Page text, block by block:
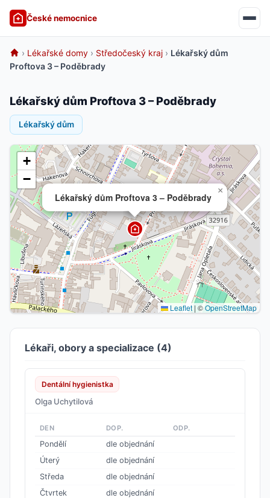
České nemocnice
› Lékařské domy › Středočeský kraj › Lékařský dům
Proftova 3 – Poděbrady
Lékařský dům Proftova 3 – Poděbrady
Lékařský dům
Lékařský dům Proftova 3 – Poděbrady
×
+
−
Leaflet | ©OpenStreetMap
Lékaři, obory a specializace (4)
Dentální hygienistka
Olga Uchytilová
DEN DOP. ODP.
Pondělí
dle objednání
Úterý
dle objednání
Středa
dle objednání
Čtvrtek
dle objednání